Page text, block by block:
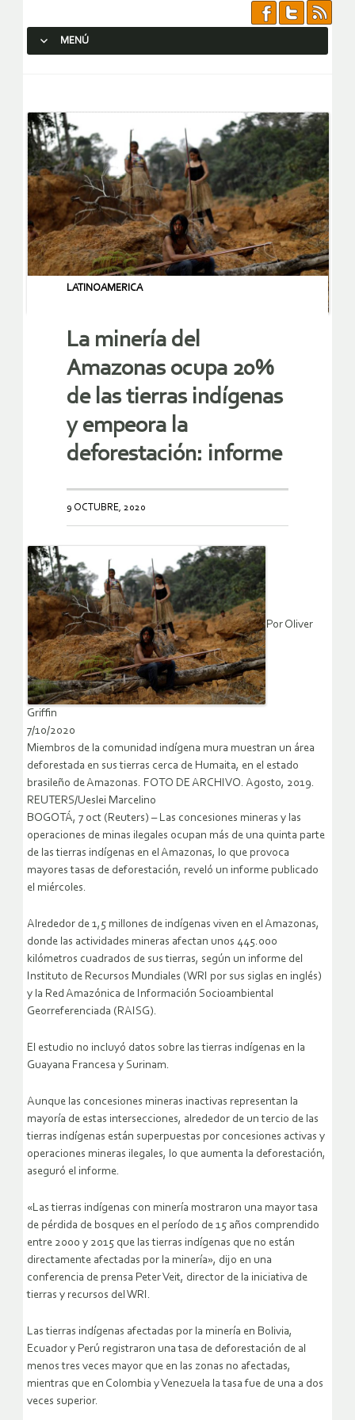
MENÚ
LATINOAMERICA
La minería del
Amazonas ocupa 20%
de las tierras indígenas
y empeora la
deforestación: informe
9 OCTUBRE, 2020
Por Oliver
Griffin
7/10/2020
Miembros de la comunidad indígena mura muestran un área
deforestada en sus tierras cerca de Humaita, en el estado
brasileño de Amazonas. FOTO DE ARCHIVO. Agosto, 2019.
REUTERS/Ueslei Marcelino
BOGOTÁ, 7 oct (Reuters) – Las concesiones mineras y las
operaciones de minas ilegales ocupan más de una quinta parte
de las tierras indígenas en el Amazonas, lo que provoca
mayores tasas de deforestación, reveló un informe publicado
el miércoles.
Alrededor de 1,5 millones de indígenas viven en el Amazonas,
donde las actividades mineras afectan unos 445.000
kilómetros cuadrados de sus tierras, según un informe del
Instituto de Recursos Mundiales (WRI por sus siglas en inglés)
y la Red Amazónica de Información Socioambiental
Georreferenciada (RAISG).
El estudio no incluyó datos sobre las tierras indígenas en la
Guayana Francesa y Surinam.
Aunque las concesiones mineras inactivas representan la
mayoría de estas intersecciones, alrededor de un tercio de las
tierras indígenas están superpuestas por concesiones activas y
operaciones mineras ilegales, lo que aumenta la deforestación,
aseguró el informe.
«Las tierras indígenas con minería mostraron una mayor tasa
de pérdida de bosques en el período de 15 años comprendido
entre 2000 y 2015 que las tierras indígenas que no están
directamente afectadas por la minería», dijo en una
conferencia de prensa Peter Veit, director de la iniciativa de
tierras y recursos del WRI.
Las tierras indígenas afectadas por la minería en Bolivia,
Ecuador y Perú registraron una tasa de deforestación de al
menos tres veces mayor que en las zonas no afectadas,
mientras que en Colombia y Venezuela la tasa fue de una a dos
veces superior.